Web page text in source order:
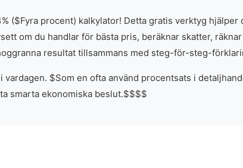
% ($Fyra procent) kalkylator! Detta gratis verktyg hjälper
om du handlar för bästa pris, beräknar skatter,
resultat tillsammans med steg-för-steg-
vardagen. $Som en ofta använd procentsats i
smarta ekonomiska beslut.$$$$